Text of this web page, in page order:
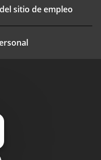
sitio de empleo